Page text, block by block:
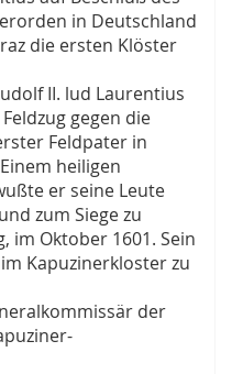
in Deutschland
die ersten Klöster
II. lud Laurentius
gegen die
Feldpater in
heiligen
er seine Leute
zum Siege zu
im Oktober 1601. Sein
Kapuzinerkloster zu
der